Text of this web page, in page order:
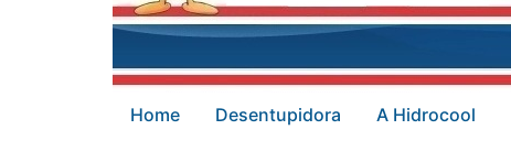
Home Desentupidora A Hidrocool